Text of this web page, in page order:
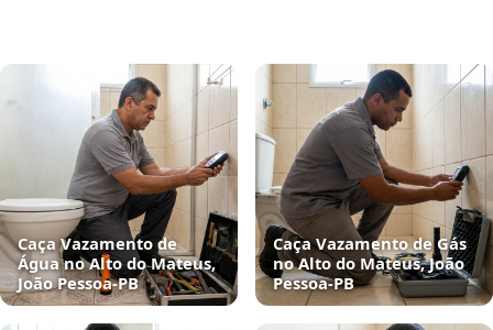
Caça Vazamento de
Água no Alto do Mateus,
João Pessoa‑PB
Caça Vazamento de Gás
no Alto do Mateus, João
Pessoa‑PB